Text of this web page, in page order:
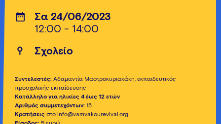
Σα 24/06/2023
12:00 - 14:00
Σχολείο
Συντελεστές: Αδαμαντία Μαστροκυριακάκη, εκπαιδευτικός
προσχολικής εκπαίδευσης
Κατάλληλο για ηλικίες 4 έως 12 ετών
Αριθμός συμμετεχόντων: 15
Κρατήσεις στο info@vamvakourevival.org